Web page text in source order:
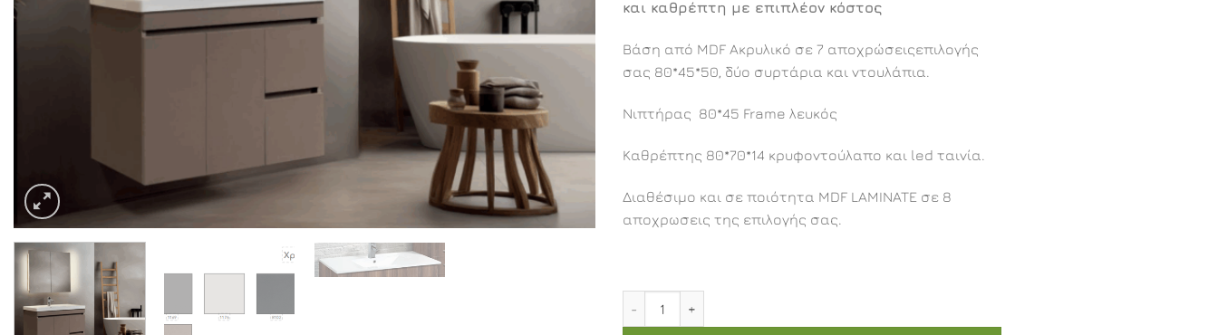
και καθρέπτη με επιπλέον κόστος
Βάση από MDF Ακρυλικό σε 7 αποχρώσειςεπιλογής
σας 80*45*50, δύο συρτάρια και ντουλάπια.
Νιπτήρας 80*45 Frame λευκός
Καθρέπτης 80*70*14 κρυφοντούλαπο και led ταινία.
Διαθέσιμο και σε ποιότητα MDF LAMINATE σε 8
αποχρωσεις της επιλογής σας.